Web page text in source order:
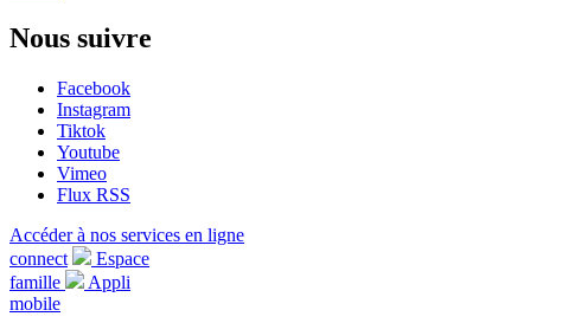
Nous suivre
Facebook
Instagram
Tiktok
Youtube
Vimeo
Flux RSS
Accéder à nos services en ligne
connect
Espace
famille
Appli
mobile